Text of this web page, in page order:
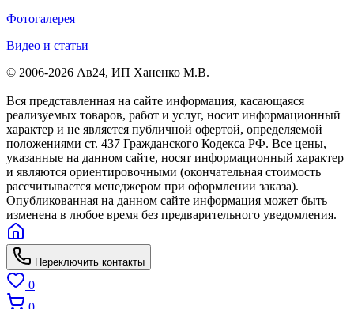
Фотогалерея
Видео и статьи
© 2006-2026 Ав24, ИП Ханенко М.В.
Вся представленная на сайте информация, касающаяся
реализуемых товаров, работ и услуг, носит информационный
характер и не является публичной офертой, определяемой
положениями ст. 437 Гражданского Кодекса РФ. Все цены,
указанные на данном сайте, носят информационный характер
и являются ориентировочными (окончательная стоимость
рассчитывается менеджером при оформлении заказа).
Опубликованная на данном сайте информация может быть
изменена в любое время без предварительного уведомления.
Переключить контакты
0